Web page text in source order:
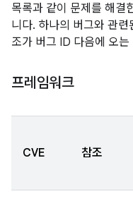
목록과 같이 문제를 해결
니다. 하나의 버그와 관
조가 버그 ID 다음에 오
프레임워크
CVE 참조